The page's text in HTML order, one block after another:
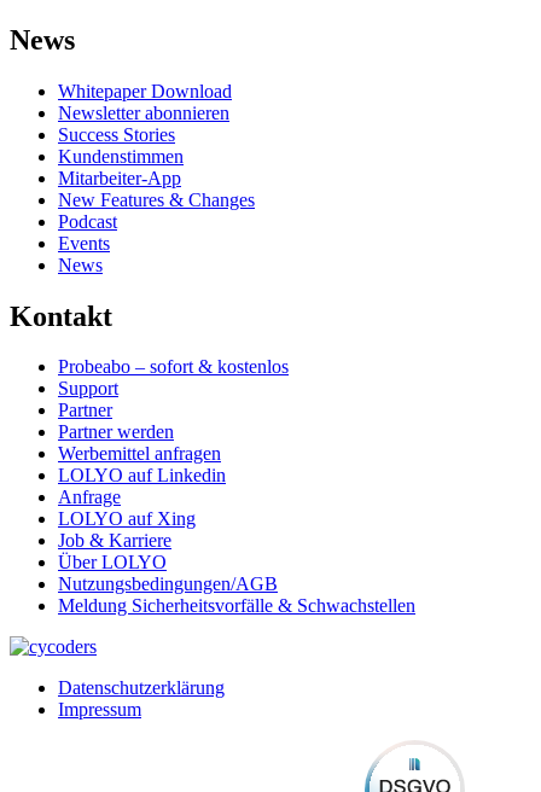
News
Whitepaper Download
Newsletter abonnieren
Success Stories
Kundenstimmen
Mitarbeiter-App
New Features & Changes
Podcast
Events
News
Kontakt
Probeabo – sofort & kostenlos
Support
Partner
Partner werden
Werbemittel anfragen
LOLYO auf Linkedin
Anfrage
LOLYO auf Xing
Job & Karriere
Über LOLYO
Nutzungsbedingungen/AGB
Meldung Sicherheitsvorfälle & Schwachstellen
Datenschutzerklärung
Impressum